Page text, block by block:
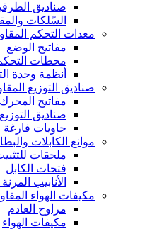
صناديق
السّلكات
معدات التحكم
مفاتيح الوضع
محطات
أنظمة وحدة
صناديق التوزيع
مفاتيح المحرك
صناديق التوزيع
حاويات فارغة
موانع الكابلات
ملحقات
فتحات الكابل
الأنابيب
مكيفات الهواء
مراوح العادم
مكيفات الهواء